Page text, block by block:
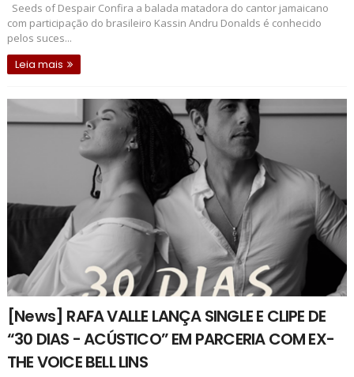
Seeds of Despair Confira a balada matadora do cantor jamaicano
com participação do brasileiro Kassin Andru Donalds é conhecido
pelos suces...
Leia mais
[News] RAFA VALLE LANÇA SINGLE E CLIPE DE
“30 DIAS - ACÚSTICO” EM PARCERIA COM EX-
THE VOICE BELL LINS